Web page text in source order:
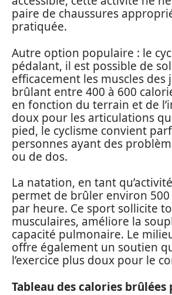
paire de chaussures
pratiquée.
Autre option populaire : le
pédalant, il est possible de
efficacement les muscles des
brûlant entre 400 à 600
en fonction du terrain et de
doux pour les articulations
pied, le cyclisme convient
personnes ayant des
ou de dos.
La natation, en tant
permet de brûler environ 500
par heure. Ce sport sollicite
musculaires, améliore la
capacité pulmonaire. Le
offre également un soutien
l’exercice plus doux pour le
Tableau des calories